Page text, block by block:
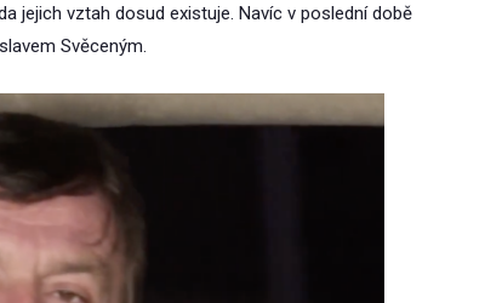
jejich vztah dosud existuje. Navíc v poslední době
Svěceným.